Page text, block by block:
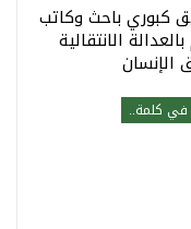
كبوري باحث وكاتب
الانتقالية
الإنسان
في كلمة..